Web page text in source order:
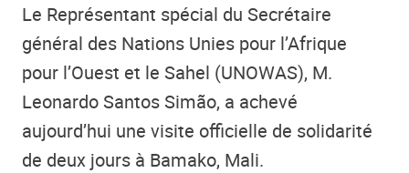
Le Représentant spécial du Secrétaire
général des Nations Unies pour l’Afrique
pour l’Ouest et le Sahel (UNOWAS), M.
Leonardo Santos Simão, a achevé
aujourd’hui une visite officielle de solidarité
de deux jours à Bamako, Mali.